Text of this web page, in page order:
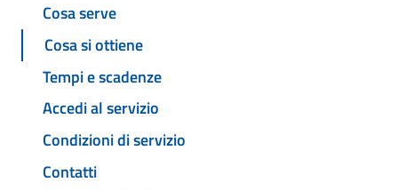
Cosa serve
Cosa si ottiene
Tempi e scadenze
Accedi al servizio
Condizioni di servizio
Contatti